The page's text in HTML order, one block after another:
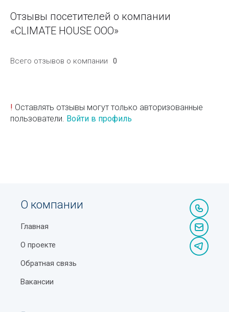
Отзывы посетителей о компании
«CLIMATE HOUSE ООО»
Всего отзывов о компании 0
! Оставлять отзывы могут только авторизованные
пользователи. Войти в профиль
О компании
Главная
О проекте
Обратная связь
Вакансии